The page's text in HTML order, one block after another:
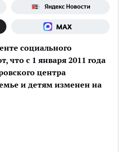
социального
что с 1 января 2011 года
центра
и детям изменен на